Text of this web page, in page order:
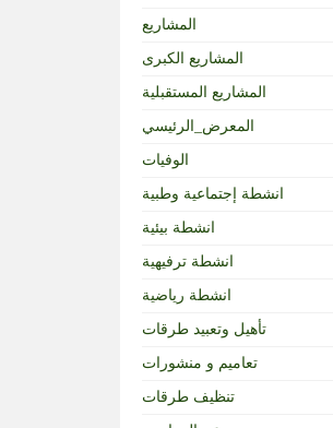
المشاريع
المشاريع الكبرى
المشاريع المستقبلية
المعرض_الرئيسي
الوفيات
انشطة إجتماعية وطبية
انشطة بيئية
انشطة ترفيهية
انشطة رياضية
تأهيل وتعبيد طرقات
تعاميم و منشورات
تنظيف طرقات